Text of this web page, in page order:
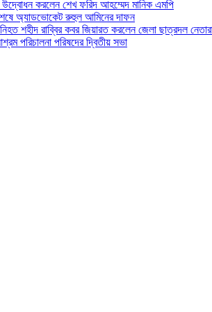
করলেন শেখ ফরিদ আহম্মেদ মানিক এমপি
অ্যাডভোকেট রুহুল আমিনের দাফন
শহীদ রাব্বির কবর জিয়ারত করলেন জেলা ছাত্রদল
পরিচালনা পরিষদের দ্বিতীয় সভা